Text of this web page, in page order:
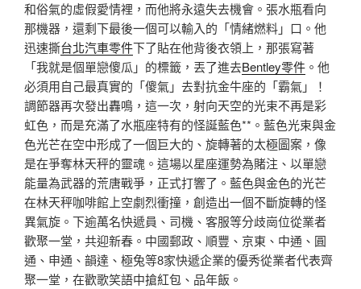
和俗氣的虛假愛情裡，而他將永遠失去機會。張水瓶看向
那機器，還剩下最後一個可以輸入的「情緒燃料」口。他
迅速撕台北汽車零件下了貼在他背後衣領上，那張寫著
「我就是個單戀傻瓜」的標籤，丟了進去Bentley零件 。他
必須用自己最真實的「傻氣」去對抗金牛座的「霸氣」！
調節器再次發出轟鳴，這一次，射向天空的光束不再是彩
虹色，而是充滿了水瓶座特有的怪誕藍色**。藍色光束與金
色光芒在空中形成了一個巨大的、旋轉著的太極圖案，像
是在爭奪林天秤的靈魂。這場以星座運勢為賭注、以單戀
能量為武器的荒唐戰爭，正式打響了。藍色與金色的光芒
在林天秤咖啡館上空劇烈衝撞，創造出一個不斷旋轉的怪
異氣旋。下逾萬名快遞員、司機、客服等分歧崗位從業者
歡聚一堂，共迎新春。中國郵政、順豐、京東、中通、圓
通、申通、韻達、極兔等8家快遞企業的優秀從業者代表齊
聚一堂，在歡歌笑語中搶紅包、品年飯。